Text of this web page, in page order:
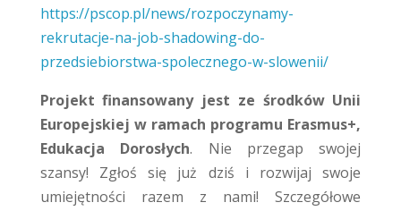
https://pscop.pl/news/rozpoczynamy-
rekrutacje-na-job-shadowing-do-
przedsiebiorstwa-spolecznego-w-slowenii/
Projekt finansowany jest ze środków Unii
Europejskiej w ramach programu Erasmus+,
Edukacja Dorosłych. Nie przegap swojej
szansy! Zgłoś się już dziś i rozwijaj swoje
umiejętności razem z nami! Szczegółowe